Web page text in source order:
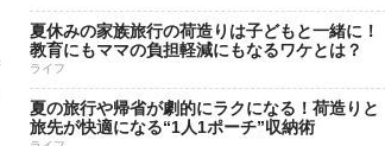
夏休みの家族旅行の荷造りは子どもと一緒に！
教育にもママの負担軽減にもなるワケとは？
ライフ
夏の旅行や帰省が劇的にラクになる！荷造りと
旅先が快適になる“1人1ポーチ”収納術